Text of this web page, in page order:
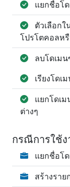
แยกชื่อโ
ตัวเลือก
โปรโตคอลห
ลบโดเม
เรียงโด
แยกโดเม
ต่างๆ
กรณีการใช้ง
แยกชื่อโด
สร้างราย